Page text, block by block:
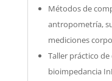
Métodos de
antropometría,
mediciones
Taller práctico
bioimpedancia